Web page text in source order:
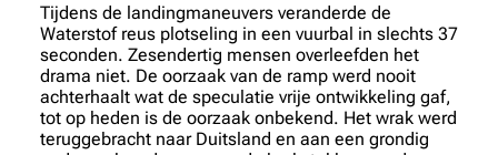
Tijdens de landingmaneuvers veranderde de
Waterstof reus plotseling in een vuurbal in slechts 37
seconden. Zesendertig mensen overleefden het
drama niet. De oorzaak van de ramp werd nooit
achterhaalt wat de speculatie vrije ontwikkeling gaf,
tot op heden is de oorzaak onbekend. Het wrak werd
teruggebracht naar Duitsland en aan een grondig